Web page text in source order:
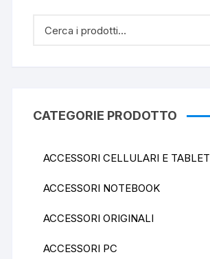
CATEGORIE PRODOTTO
ACCESSORI CELLULARI E TABLET
ACCESSORI NOTEBOOK
ACCESSORI ORIGINALI
ACCESSORI PC